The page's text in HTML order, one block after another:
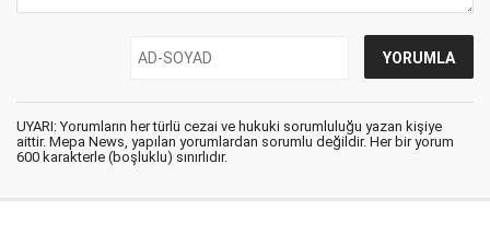
UYARI: Yorumların her türlü cezai ve hukuki sorumluluğu yazan kişiye
aittir. Mepa News, yapılan yorumlardan sorumlu değildir. Her bir yorum
600 karakterle (boşluklu) sınırlıdır.